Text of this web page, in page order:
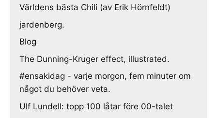
Världens bästa Chili (av Erik Hörnfeldt)
jardenberg.
Blog
The Dunning-Kruger effect, illustrated.
#ensakidag - varje morgon, fem minuter om
något du behöver veta.
Ulf Lundell: topp 100 låtar före 00-talet